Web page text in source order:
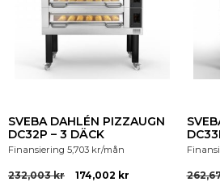
SVEBA DAHLÉN PIZZAUGN
DC32P – 3 DÄCK
Finansiering 5,703 kr/mån
232,003kr 174,002 kr